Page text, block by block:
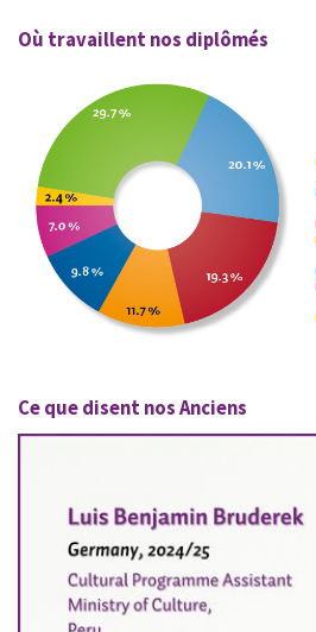
Où travaillent nos diplômés
Ce que disent nos Anciens